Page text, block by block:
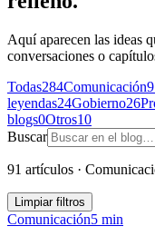
Aquí aparecen las ideas
conversaciones o
Todas284Comunicación
leyendas24Gobierno26
blogs0Otros10
Buscar
91 artículos ·
Limpiar filtros
Comunicación5 min